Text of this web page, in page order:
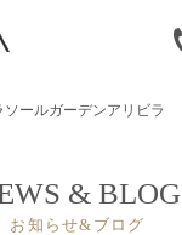
ソールガーデンアリビラ
& BLOG
お知らせ&ブログ